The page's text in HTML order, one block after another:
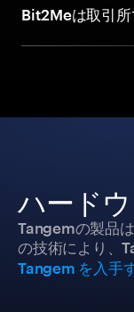
Bit2Meは取引所
ハード
Tangemの製品
の技術により、
Tangem を入手